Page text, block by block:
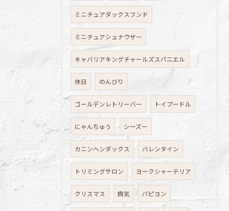
ミニチュアダックスフンド
ミニチュアシュナウザー
キャバリアキングチャールズスパニエル
休日 のんびり
ゴールデンレトリーバー トイプードル
にゃんちゅう シーズー
カニンヘンダックス バレンタイン
トリミングサロン ヨークシャーテリア
クリスマス 病気 パピヨン